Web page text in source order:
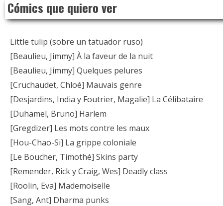
content
Cómics que quiero ver
Little tulip (sobre un tatuador ruso)
[Beaulieu, Jimmy] À la faveur de la nuit
[Beaulieu, Jimmy] Quelques pelures
[Cruchaudet, Chloé] Mauvais genre
[Desjardins, India y Foutrier, Magalie] La Célibataire
[Duhamel, Bruno] Harlem
[Gregdizer] Les mots contre les maux
[Hou-Chao-Si] La grippe coloniale
[Le Boucher, Timothé] Skins party
[Remender, Rick y Craig, Wes] Deadly class
[Roolin, Eva] Mademoiselle
[Sang, Ant] Dharma punks